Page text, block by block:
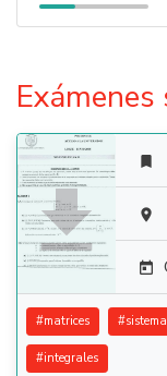




#matrices #
#integrales